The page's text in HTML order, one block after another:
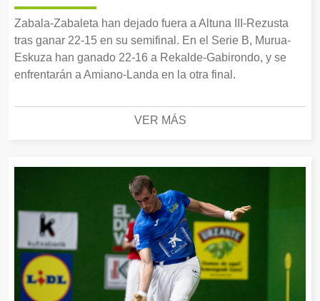
Zabala-Zabaleta han dejado fuera a Altuna III-Rezusta
tras ganar 22-15 en su semifinal. En el Serie B, Murua-
Eskuza han ganado 22-16 a Rekalde-Gabirondo, y se
enfrentarán a Amiano-Landa en la otra final.
VER MÁS